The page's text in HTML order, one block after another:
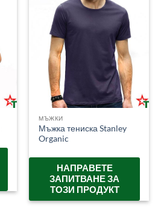
МЪЖКИ
Мъжка тениска Stanley
Organic
НАПРАВЕТЕ
ЗАПИТВАНЕ ЗА
ТОЗИ ПРОДУКТ